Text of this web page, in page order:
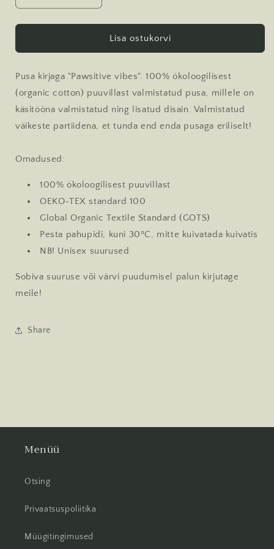
quantity
for
&quot;Pawsitive
quantity
for
Pusa
&quot;Pawsitive
Lisa ostukorvi
Pusa kirjaga "Pawsitive vibes". 100% ökoloogilisest
(organic cotton) puuvillast valmistatud pusa, millele on
käsitööna valmistatud ning lisatud disain. Valmistatud
väikeste partiidena, et tunda end enda pusaga eriliselt!
Omadused:
100% ökoloogilisest puuvillast
OEKO-TEX standard 100
Global Organic Textile Standard (GOTS)
Pesta pahupidi, kuni 30ºC, mitte kuivatada kuivatis
NB! Unisex suurused
Sobiva suuruse või värvi puudumisel palun kirjutage
meile!
Share
Menüü
Otsing
Privaatsuspoliitika
Müügitingimused